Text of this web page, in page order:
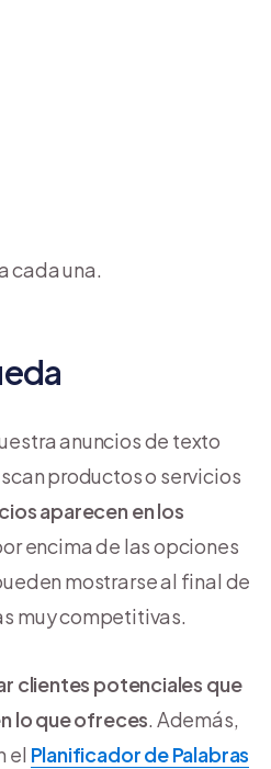
cada una.
anuncios de texto
productos o servicios
aparecen en los
encima de las opciones
mostrarse al final de
muy competitivas.
clientes potenciales que
lo que ofreces. Además,
el Planificador de Palabras